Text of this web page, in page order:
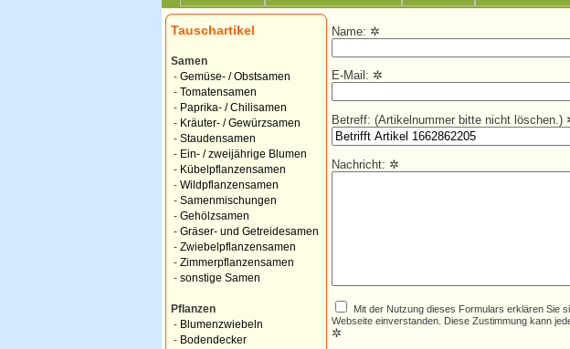
Tauschartikel
Samen
- Gemüse- / Obstsamen
- Tomatensamen
- Paprika- / Chilisamen
- Kräuter- / Gewürzsamen
- Staudensamen
- Ein- / zweijährige Blumen
- Kübelpflanzensamen
- Wildpflanzensamen
- Samenmischungen
- Gehölzsamen
- Gräser- und Getreidesamen
- Zwiebelpflanzensamen
- Zimmerpflanzensamen
- sonstige Samen
Pflanzen
- Blumenzwiebeln
- Bodendecker
Name: ✲
E-Mail: ✲
Betreff: (Artikelnummer bitte nicht löschen.)
Nachricht: ✲
Mit der Nutzung dieses Formulars erklären Sie
Webseite einverstanden. Diese Zustimmung kann
✲